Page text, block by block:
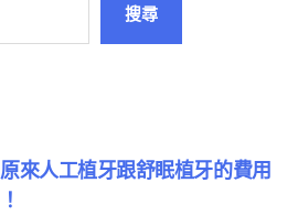
搜尋
來人工植牙跟舒眠植牙的費用